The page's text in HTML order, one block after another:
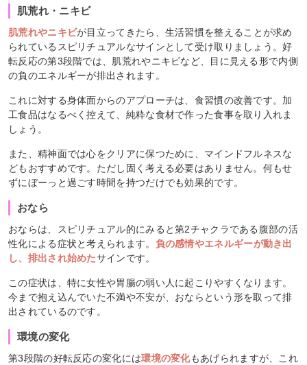
肌荒れ・ニキビ
肌荒れやニキビが目立ってきたら、生活習慣を整えることが求め
られているスピリチュアルなサインとして受け取りましょう。好
転反応の第3段階では、肌荒れやニキビなど、目に見える形で内側
の負のエネルギーが排出されます。
これに対する身体面からのアプローチは、食習慣の改善です。加
工食品はなるべく控えて、純粋な食材で作った食事を取り入れま
しょう。
また、精神面では心をクリアに保つために、マインドフルネスな
どもおすすめです。ただし固く考える必要はありません。何もせ
ずにぼーっと過ごす時間を持つだけでも効果的です。
おなら
おならは、スピリチュアル的にみると第2チャクラである腹部の活
性化による症状と考えられます。 負の感情やエネルギーが動き出
し、排出され始めたサインです。
この症状は、特に女性や胃腸の弱い人に起こりやすくなります。
今まで抱え込んでいた不満や不安が、おならという形を取って排
出されているのです。
環境の変化
第3段階の好転反応の変化には環境の変化もあげられますが、これ